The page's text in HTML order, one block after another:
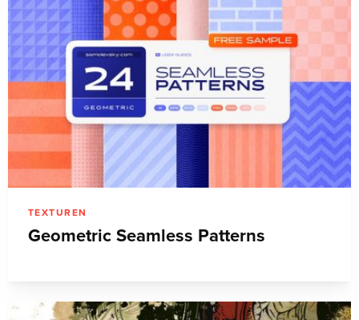
TEXTUREN
Geometric Seamless Patterns